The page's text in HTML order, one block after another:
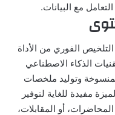
الفوري من الأداة
الذكاء الاصطناعي
وتوليد ملخصات
مفيدة للغاية لتوفير
أو المقابلات،